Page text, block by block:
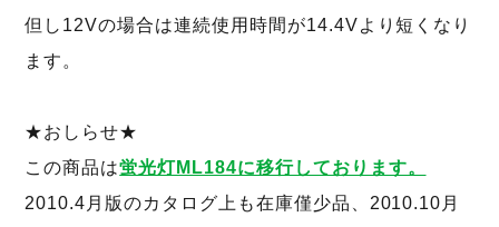
但し12Vの場合は連続使用時間が14.4Vより短くなり
ます。
★おしらせ★
この商品は蛍光灯ML184に移行しております。
2010.4月版のカタログ上も在庫僅少品、2010.10月